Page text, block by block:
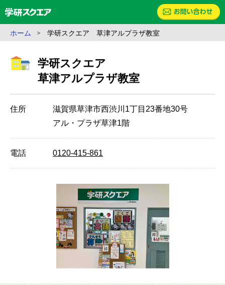
ホーム 学研スクエア 草津アルプラザ教室
学研スクエア
草津アルプラザ教室
住所 滋賀県草津市西渋川1丁目23番地30号
アル・プラザ草津1階
電話 0120-415-861